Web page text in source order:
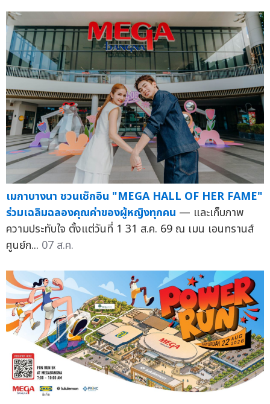
เมกาบางนา ชวนเช็กอิน "MEGA HALL OF HER FAME"
ร่วมเฉลิมฉลองคุณค่าของผู้หญิงทุกคน — และเก็บภาพ
ความประทับใจ ตั้งแต่วันที่ 1 31 ส.ค. 69 ณ เมน เอนทรานส์
ศูนย์ก... 07 ส.ค.